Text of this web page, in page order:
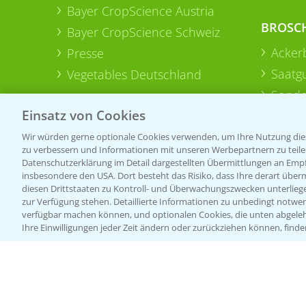
Bayer CropScience Austria
Bayer CropScience Schweiz
Presse
Vegetables Deutschland
Einsatz von Cookies
Wir würden gerne optionale Cookies verwenden, um Ihre Nutzung
zu verbessern und Informationen mit unseren Werbepartnern zu
Datenschutzerklärung im Detail dargestellten Übermittlungen an
insbesondere den USA. Dort besteht das Risiko, dass Ihre derart
diesen Drittstaaten zu Kontroll- und Überwachungszwecken
zur Verfügung stehen. Detaillierte Informationen zu unbedingt
verfügbar machen können, und optionalen Cookies, die unten
Ihre Einwilligungen jeder Zeit ändern oder zurückziehen können,